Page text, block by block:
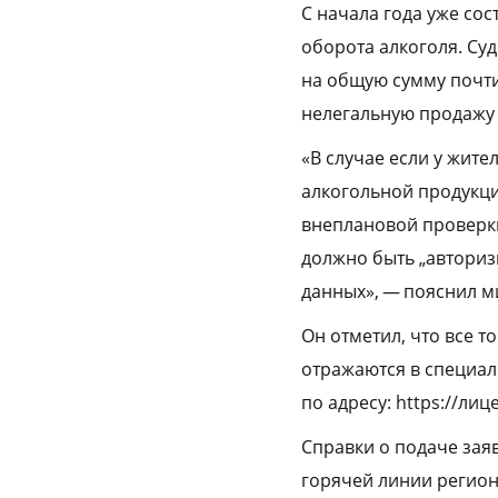
С начала года уже
оборота алкоголя.
на общую сумму
нелегальную
«В случае если у
алкогольной
внеплановой
должно быть
данных», — пояснил
Он отметил, что все
отражаются в
по адресу: https://
Справки о подаче
горячей линии